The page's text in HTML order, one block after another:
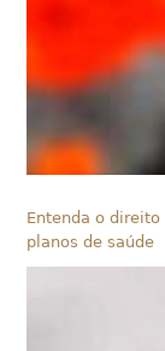
Entenda o
planos de saúde